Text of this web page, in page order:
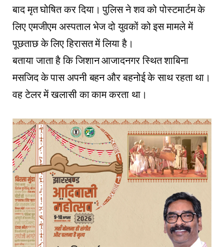
बाद मृत घोषित कर दिया। पुलिस ने शव को पोस्टमार्टम के
लिए एमजीएम अस्पताल भेज दो युवकों को इस मामले में
पूछताछ के लिए हिरासत में लिया है।
बताया जाता है कि जिशान आजादनगर स्थित शाबिना
मसजिद के पास अपनी बहन और बहनोई के साथ रहता था।
वह टेलर में खलासी का काम करता था।